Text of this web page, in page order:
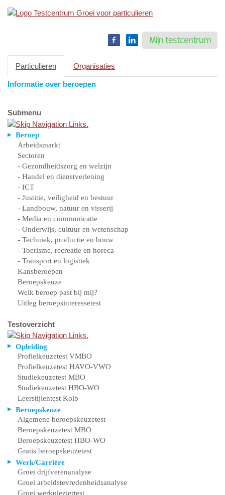
Mijn testcentrum
Particulieren Organisaties
Informatie over beroepen
Submenu
Beroep
Arbeidsmarkt
Sectoren
- Gezondheidszorg en welzijn
- Handel en dienstverlening
- ICT
- Justitie, veiligheid en bestuur
- Landbouw, natuur en visserij
- Media en communicatie
- Onderwijs, cultuur en wetenschap
- Techniek, productie en bouw
- Toerisme, recreatie en horeca
- Transport en logistiek
Kansberoepen
Beroepskeuze
Welk beroep past bij mij?
Uitleg beroepsinteressetest
Testoverzicht
Opleiding
Profielkeuzetest VMBO
Profielkeuzetest HAVO-VWO
Studiekeuzetest MBO
Studiekeuzetest HBO-WO
Leerstijlentest Kolb
Beroepskeuze
Algemene beroepskeuzetest
Beroepskeuzetest MBO
Beroepskeuzetest HBO-WO
Gratis beroepskeuzetest
Werk/Carrière
Groei drijfverenanalyse
Groei arbeidstevredenheidsanalyse
Groei werkpleziertest